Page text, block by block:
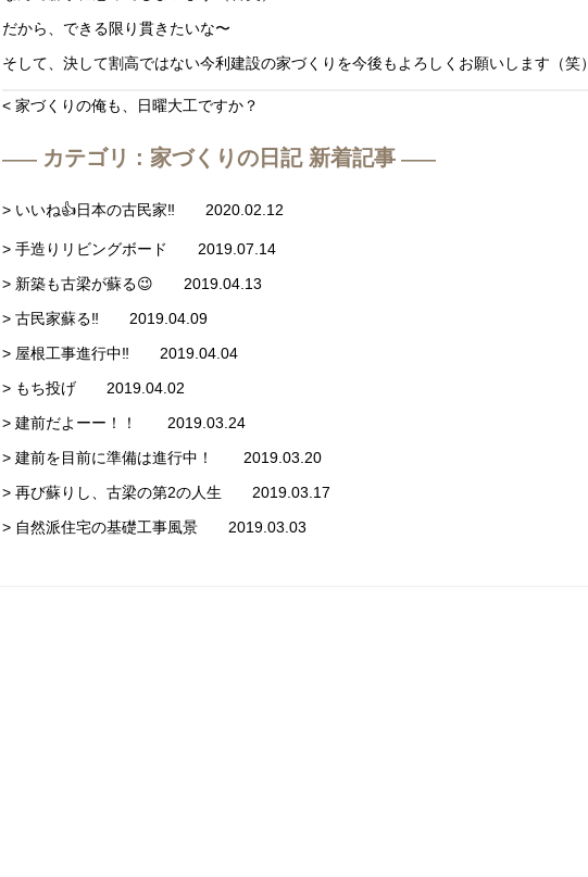
だから、できる限り貫きたいな〜
そして、決して割高ではない今利建設の家づくりを今後もよろしくお願いします（笑）
< 家づくりの俺も、日曜大工ですか？
カテゴリ : 家づくりの日記 新着記事
> いいね👍日本の古民家‼️ 2020.02.12
> 手造りリビングボード 2019.07.14
> 新築も古梁が蘇る😉 2019.04.13
> 古民家蘇る‼️ 2019.04.09
> 屋根工事進行中‼️ 2019.04.04
> もち投げ 2019.04.02
> 建前だよーー！！ 2019.03.24
> 建前を目前に準備は進行中！ 2019.03.20
> 再び蘇りし、古梁の第2の人生 2019.03.17
> 自然派住宅の基礎工事風景 2019.03.03